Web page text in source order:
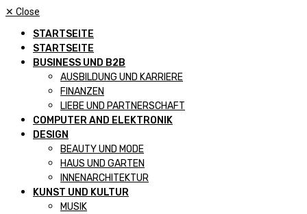
✕ Close
STARTSEITE
STARTSEITE
BUSINESS UND B2B
AUSBILDUNG UND KARRIERE
FINANZEN
LIEBE UND PARTNERSCHAFT
COMPUTER AND ELEKTRONIK
DESIGN
BEAUTY UND MODE
HAUS UND GARTEN
INNENARCHITEKTUR
KUNST UND KULTUR
MUSIK